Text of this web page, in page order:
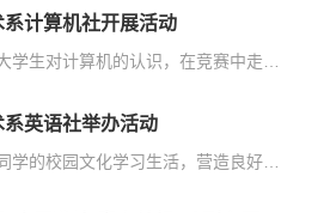
系计算机社开展活动
系英语社举办活动